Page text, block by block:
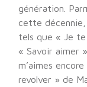
génération.
cette
tels que « Je te
« Savoir aimer
m’aimes
revolver » de